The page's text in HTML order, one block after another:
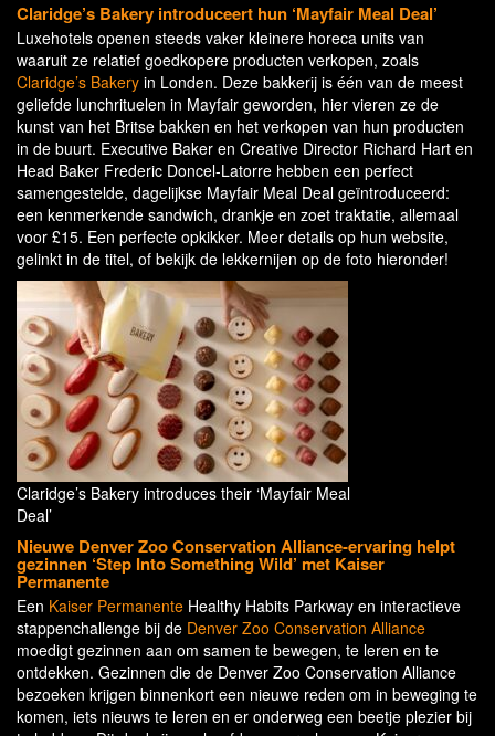
Claridge’s Bakery introduceert hun ‘Mayfair Meal Deal’
Luxehotels openen steeds vaker kleinere horeca units van
waaruit ze relatief goedkopere producten verkopen, zoals
Claridge’s Bakery in Londen. Deze bakkerij is één van de meest
geliefde lunchrituelen in Mayfair geworden, hier vieren ze de
kunst van het Britse bakken en het verkopen van hun producten
in de buurt. Executive Baker en Creative Director Richard Hart en
Head Baker Frederic Doncel-Latorre hebben een perfect
samengestelde, dagelijkse Mayfair Meal Deal geïntroduceerd:
een kenmerkende sandwich, drankje en zoet traktatie, allemaal
voor £15. Een perfecte opkikker. Meer details op hun website,
gelinkt in de titel, of bekijk de lekkernijen op de foto hieronder!
Claridge’s Bakery introduces their ‘Mayfair Meal
Deal’
Nieuwe Denver Zoo Conservation Alliance-ervaring helpt
gezinnen ‘Step Into Something Wild’ met Kaiser
Permanente
Een Kaiser Permanente Healthy Habits Parkway en interactieve
stappenchallenge bij de Denver Zoo Conservation Alliance
moedigt gezinnen aan om samen te bewegen, te leren en te
ontdekken. Gezinnen die de Denver Zoo Conservation Alliance
bezoeken krijgen binnenkort een nieuwe reden om in beweging te
komen, iets nieuws te leren en er onderweg een beetje plezier bij